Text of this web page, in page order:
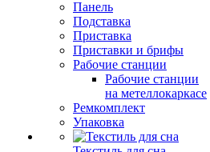
Панель
Подставка
Приставка
Приставки и брифы
Рабочие станции
Рабочие станции
на метеллокаркасе
Ремкомплект
Упаковка